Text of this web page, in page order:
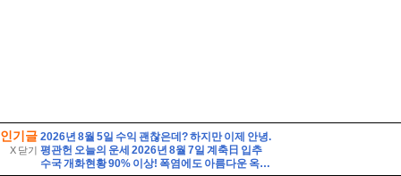
인기글
X 닫기
2026년 8월 5일 수익 괜찮은데? 하지만 이제 안녕.
평관헌 오늘의 운세 2026년 8월 7일 계축日 입추
수국 개화현황 90% 이상! 폭염에도 아름다운 옥천묘목공원